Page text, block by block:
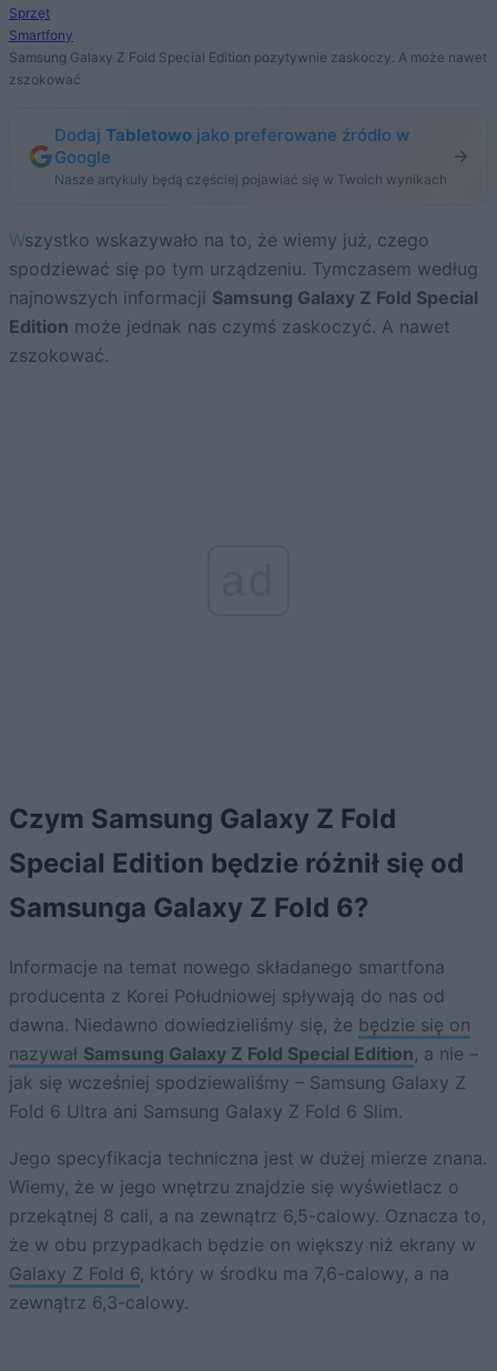
Sprzęt
Smartfony
Samsung Galaxy Z Fold Special Edition pozytywnie zaskoczy. A może nawet
zszokować
Dodaj Tabletowo jako preferowane źródło w
Google
Nasze artykuły będą częściej pojawiać się w Twoich wynikach
Wszystko wskazywało na to, że wiemy już, czego
spodziewać się po tym urządzeniu. Tymczasem według
najnowszych informacji Samsung Galaxy Z Fold Special
Edition może jednak nas czymś zaskoczyć. A nawet
zszokować.
Czym Samsung Galaxy Z Fold
Special Edition będzie różnił się od
Samsunga Galaxy Z Fold 6?
Informacje na temat nowego składanego smartfona
producenta z Korei Południowej spływają do nas od
dawna. Niedawno dowiedzieliśmy się, że będzie się on
nazywał Samsung Galaxy Z Fold Special Edition, a nie –
jak się wcześniej spodziewaliśmy – Samsung Galaxy Z
Fold 6 Ultra ani Samsung Galaxy Z Fold 6 Slim.
Jego specyfikacja techniczna jest w dużej mierze znana.
Wiemy, że w jego wnętrzu znajdzie się wyświetlacz o
przekątnej 8 cali, a na zewnątrz 6,5-calowy. Oznacza to,
że w obu przypadkach będzie on większy niż ekrany w
Galaxy Z Fold 6, który w środku ma 7,6-calowy, a na
zewnątrz 6,3-calowy.